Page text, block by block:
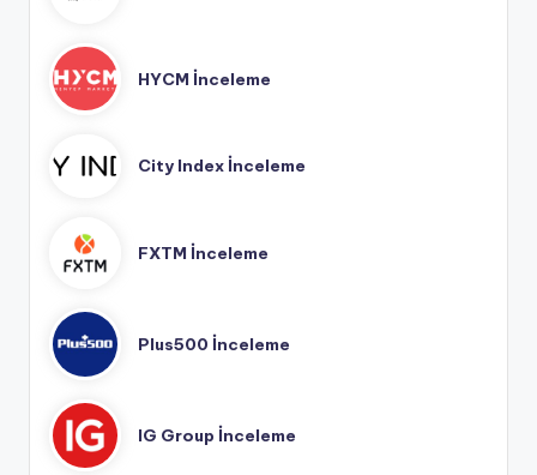
HYCM İnceleme
City Index İnceleme
FXTM İnceleme
Plus500 İnceleme
IG Group İnceleme